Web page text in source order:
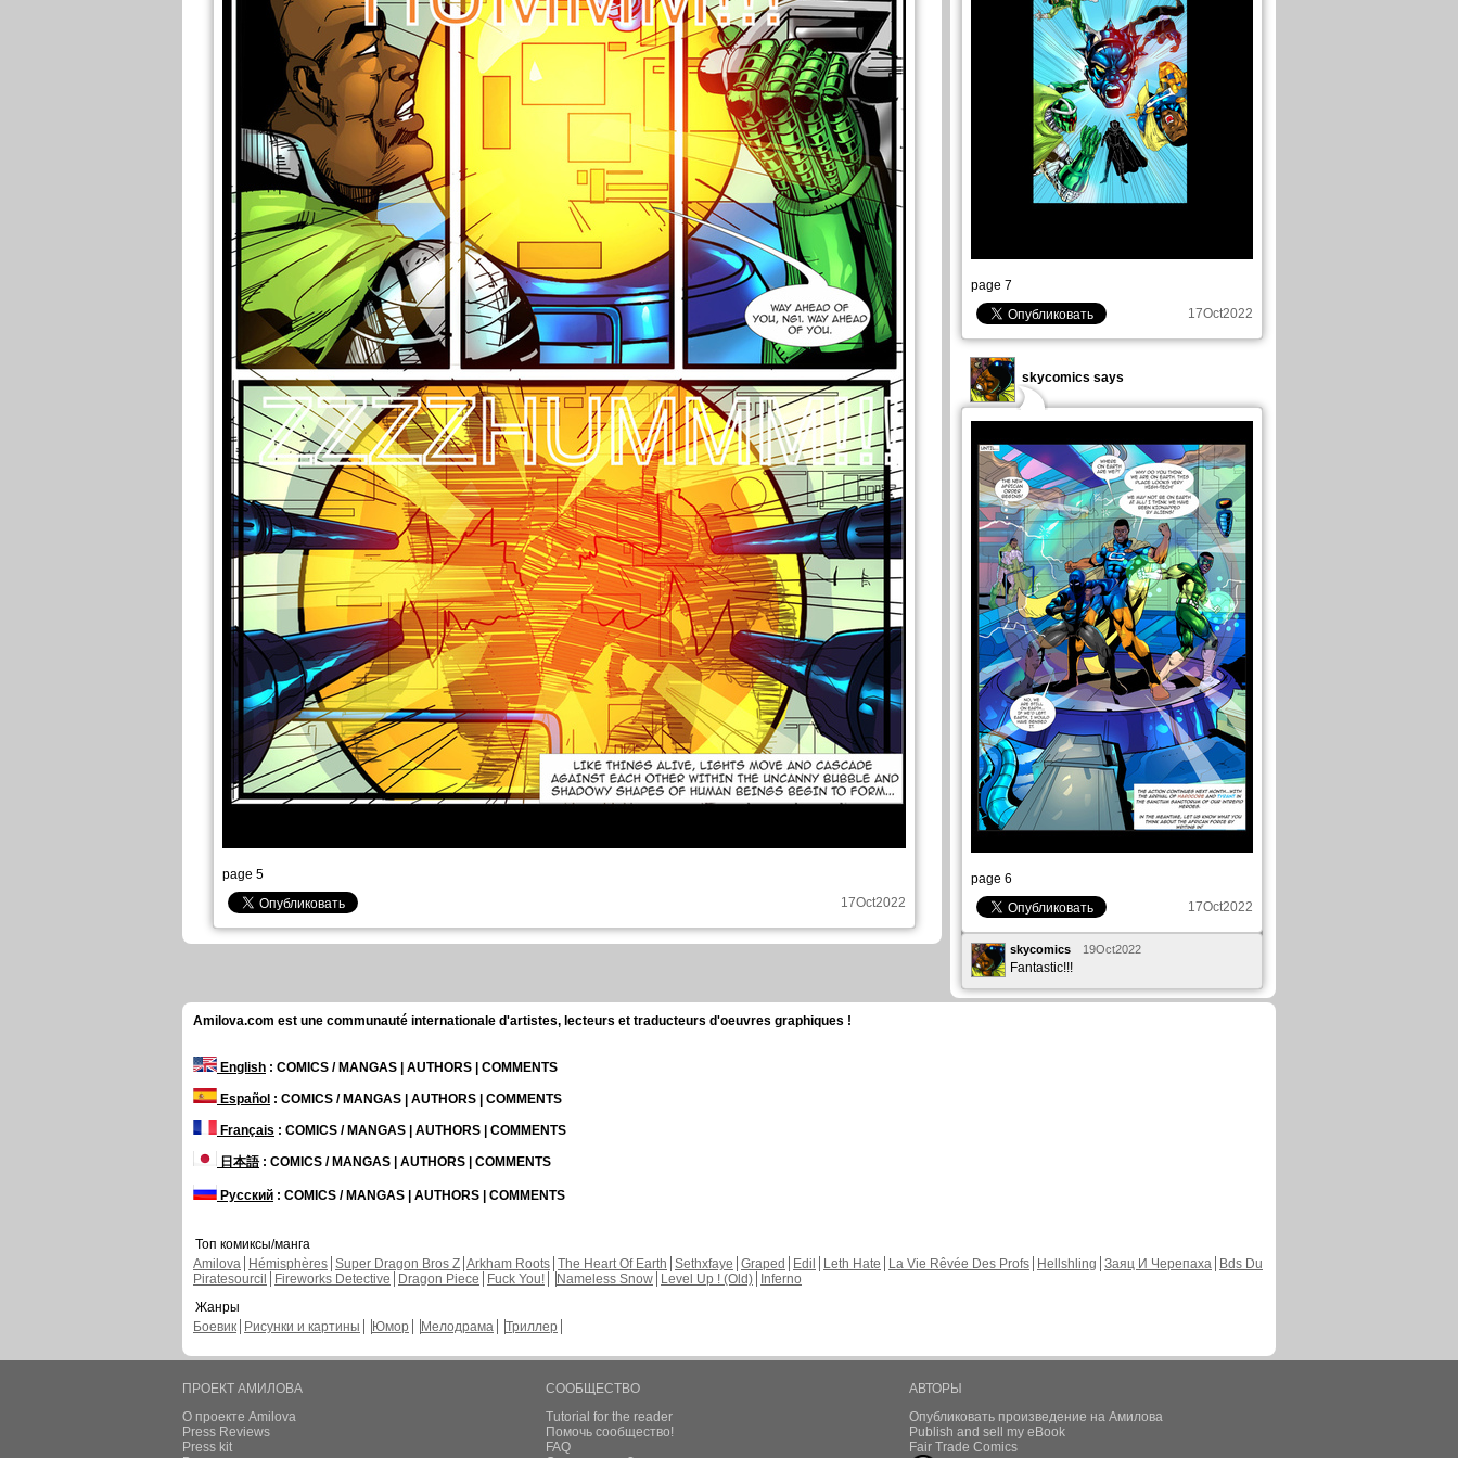
page 5
17Oct2022
page 7
17Oct2022
skycomics says
page 6
17Oct2022
skycomics 19Oct2022
Fantastic!!!
Amilova.com est une communauté internationale d'artistes, lecteurs et traducteurs d'oeuvres graphiques !
English : COMICS / MANGAS | AUTHORS | COMMENTS
Español : COMICS / MANGAS | AUTHORS | COMMENTS
Français : COMICS / MANGAS | AUTHORS | COMMENTS
日本語: COMICS / MANGAS | AUTHORS | COMMENTS
Русский : COMICS / MANGAS | AUTHORS | COMMENTS
Топ комиксы/манга
Amilova
Hémisphères Super Dragon Bros Z Arkham Roots The Heart Of Earth Sethxfaye Graped Edil Leth Hate La Vie Rêvée Des Profs Hellshling Заяц И Черепаха
Bds Du
Piratesourcil
Fireworks Detective Dragon Piece Fuck You! Nameless Snow Level Up ! (Old)
Inferno
Жанры
Боевик
Рисунки и картины Юмор Мелодрама Триллер
ПРОЕКТ АМИЛОВА
О проекте Amilova
Press Reviews
Press kit
СООБЩЕСТВО
Tutorial for the reader
Помочь сообщество!
FAQ
АВТОРЫ
Опубликовать произведение на Амилова
Publish and sell my eBook
Fair Trade Comics